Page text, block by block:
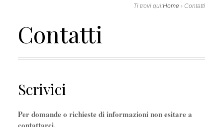
Ti trovi qui:Home ›Contatti
Contatti
Scrivici
Per domande o richieste di informazioni non esitare a